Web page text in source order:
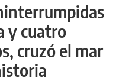
y cuatro
cruzó el mar